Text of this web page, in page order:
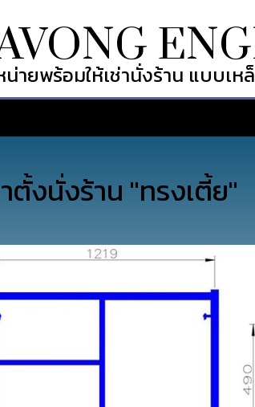
ายพร้อมให้เช่านั่งร้าน แบบเห
ตั้งนั่งร้าน "ทรงเตี้ย"